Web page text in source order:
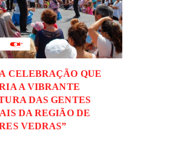
CELEBRAÇÃO QUE
A VIBRANTE
DAS GENTES
DA REGIÃO DE
VEDRAS”